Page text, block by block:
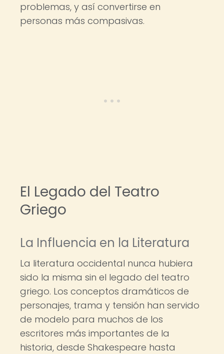
problemas, y así convertirse en
personas más compasivas.
El Legado del Teatro
Griego
La Influencia en la Literatura
La literatura occidental nunca hubiera
sido la misma sin el legado del teatro
griego. Los conceptos dramáticos de
personajes, trama y tensión han servido
de modelo para muchos de los
escritores más importantes de la
historia, desde Shakespeare hasta